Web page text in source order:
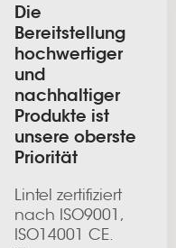
Die
Bereitstellung
hochwertiger
und
nachhaltiger
Produkte ist
unsere oberste
Priorität
Lintel zertifiziert
nach ISO9001,
ISO14001 CE.